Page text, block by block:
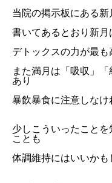
当院の掲示板にある新
書いてあるとおり新月
デトックスの力が最も
また満月は「吸収」
あり
暴飲暴食に注意しなけ
少しこういったこと
ことも
体調維持にはいいかも